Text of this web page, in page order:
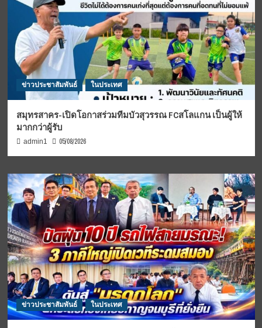
ข่าวประชาสัมพันธ์ ในประเทศ
สมุทรสาคร-เปิดโอกาสร่วมทีมบัวสุวรรณ FCสโลแกน เป็นผู้ให้
มากกว่าผู้รับ
admin1 05/08/2026
ข่าวประชาสัมพันธ์ ในประเทศ